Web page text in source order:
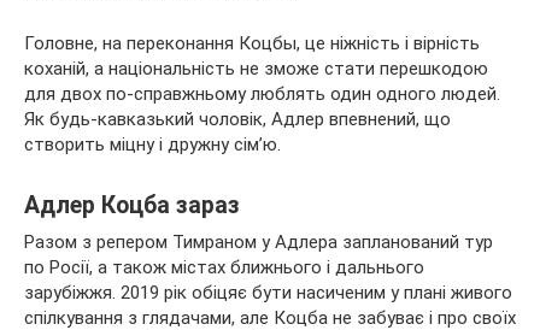
Головне, на переконання Коцбы, це ніжність і вірність
коханій, а національність не зможе стати перешкодою
для двох по-справжньому люблять один одного людей.
Як будь-кавказький чоловік, Адлер впевнений, що
створить міцну і дружну сім’ю.
Адлер Коцба зараз
Разом з репером Тимраном у Адлера запланований тур
по Росії, а також містах ближнього і дальнього
зарубіжжя. 2019 рік обіцяє бути насиченим у плані живого
спілкування з глядачами, але Коцба не забуває і про своїх